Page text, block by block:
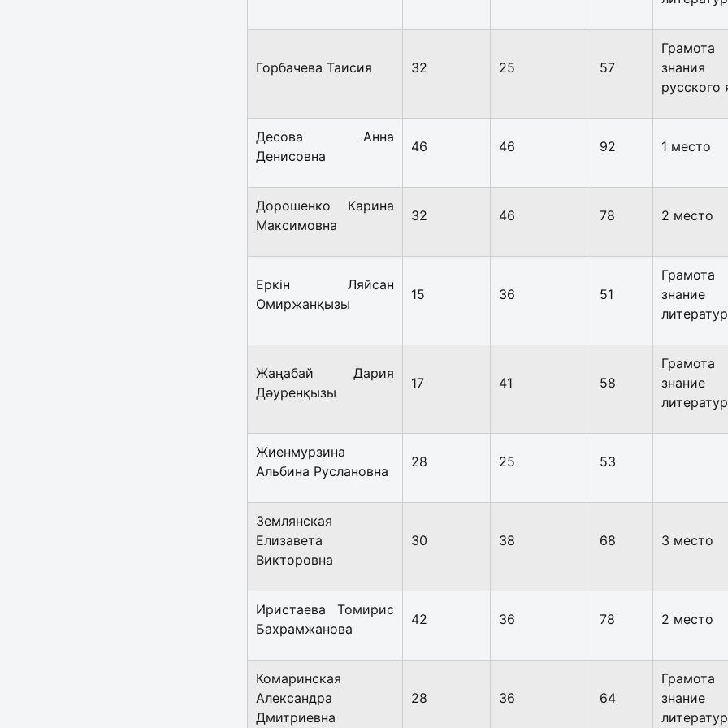
Горбачева Таисия 32 25 57
русского
Десова Анна
Денисовна
46 46 92 1 место
Дорошенко Карина
Максимовна
32 46 78 2 место
Еркін Ляйсан
Омиржанқызы
15 36 51
Жаңабай Дария
Дәуренқызы
17 41 58
Жиенмурзина
Альбина Руслановна
28 25 53
Землянская
Елизавета
Викторовна
30 38 68 3 место
Иристаева Томирис
Бахрамжанова
42 36 78 2 место
Комаринская
Александра
Дмитриевна
28 36 64